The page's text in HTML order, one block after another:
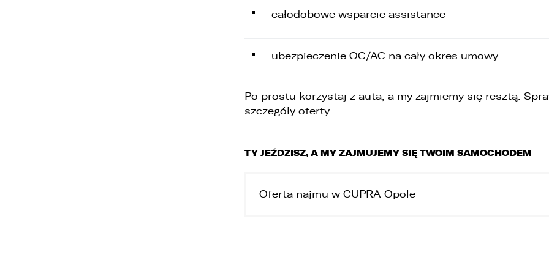
całodobowe wsparcie assistance
ubezpieczenie OC/AC na cały okres umowy
Po prostu korzystaj z auta, a my zajmiemy się resztą.
szczegóły oferty.
TY JEŹDZISZ, A MY ZAJMUJEMY SIĘ TWOIM SAMOCHODEM
Oferta najmu w CUPRA Opole